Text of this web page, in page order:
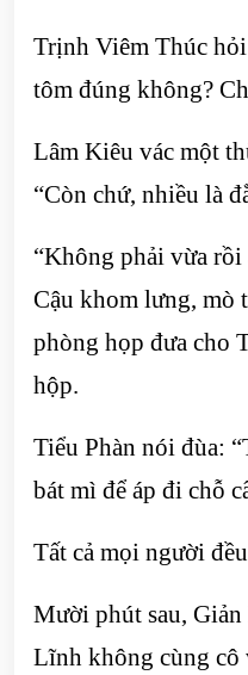
Trịnh Viêm Thúc
tôm đúng không?
Lâm Kiêu vác một
“Còn chứ, nhiều là
“Không phải vừa rồi
Cậu khom lưng, mò
phòng họp đưa cho
hộp.
Tiểu Phàn nói đùa:
bát mì để áp đi chỗ
Tất cả mọi người
Mười phút sau,
Lĩnh không cùng cô